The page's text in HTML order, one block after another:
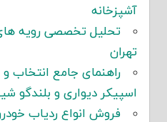
آشپزخانه
تحلیل تخصصی رویه
تهران
راهنمای جامع انتخاب
اسپیکر دیواری و بلندگو
فروش انواع ردیاب